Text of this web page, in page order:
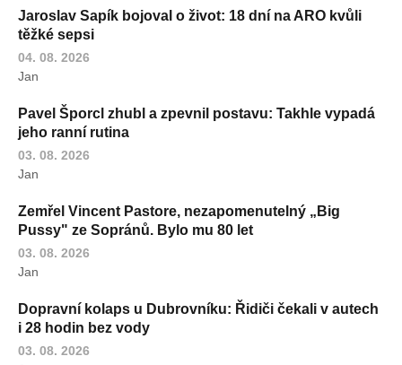
Jaroslav Sapík bojoval o život: 18 dní na ARO kvůli
těžké sepsi
04. 08. 2026
Jan
Pavel Šporcl zhubl a zpevnil postavu: Takhle vypadá
jeho ranní rutina
03. 08. 2026
Jan
Zemřel Vincent Pastore, nezapomenutelný „Big
Pussy" ze Sopránů. Bylo mu 80 let
03. 08. 2026
Jan
Dopravní kolaps u Dubrovníku: Řidiči čekali v autech
i 28 hodin bez vody
03. 08. 2026